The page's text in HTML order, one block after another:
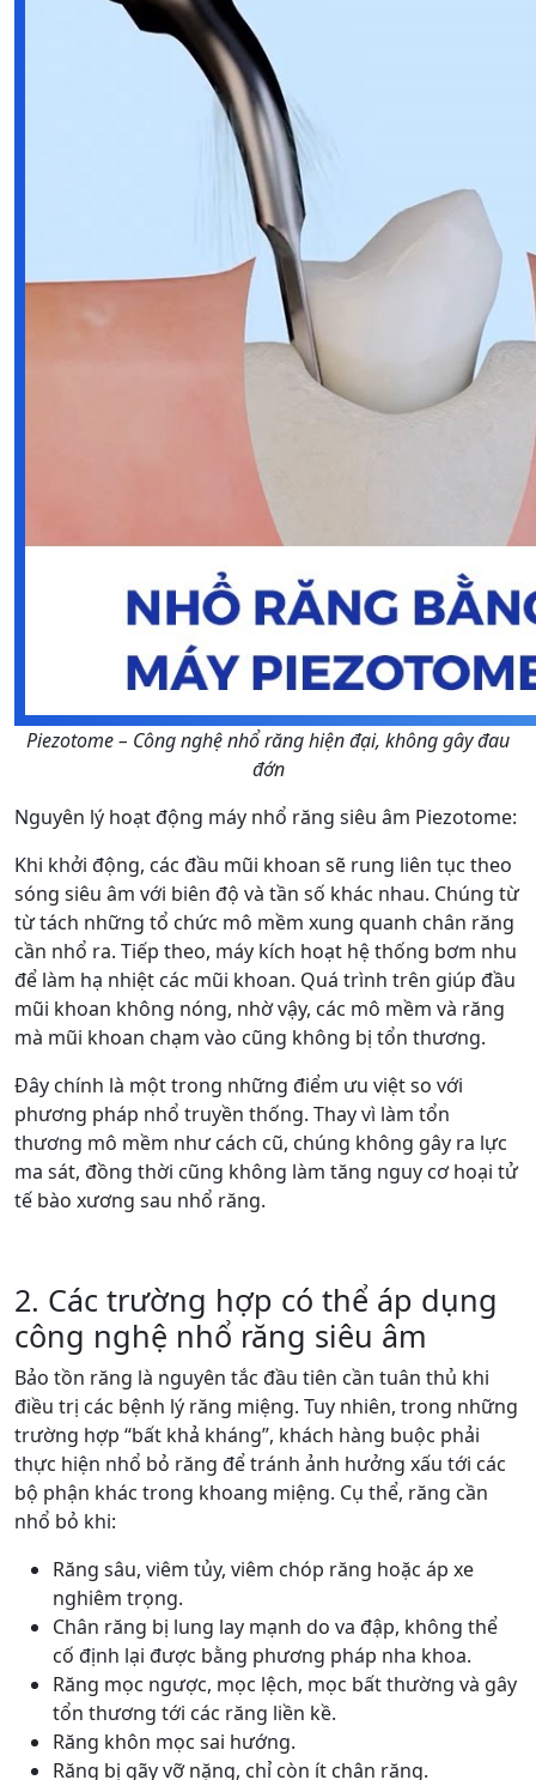
Piezotome – Công nghệ nhổ răng hiện đại, không gây đau
đớn
Nguyên lý hoạt động máy nhổ răng siêu âm Piezotome:
Khi khởi động, các đầu mũi khoan sẽ rung liên tục theo
sóng siêu âm với biên độ và tần số khác nhau. Chúng từ
từ tách những tổ chức mô mềm xung quanh chân răng
cần nhổ ra. Tiếp theo, máy kích hoạt hệ thống bơm nhu
để làm hạ nhiệt các mũi khoan. Quá trình trên giúp đầu
mũi khoan không nóng, nhờ vậy, các mô mềm và răng
mà mũi khoan chạm vào cũng không bị tổn thương.
Đây chính là một trong những điểm ưu việt so với
phương pháp nhổ truyền thống. Thay vì làm tổn
thương mô mềm như cách cũ, chúng không gây ra lực
ma sát, đồng thời cũng không làm tăng nguy cơ hoại tử
tế bào xương sau nhổ răng.
2. Các trường hợp có thể áp dụng
công nghệ nhổ răng siêu âm
Bảo tồn răng là nguyên tắc đầu tiên cần tuân thủ khi
điều trị các bệnh lý răng miệng. Tuy nhiên, trong những
trường hợp “bất khả kháng”, khách hàng buộc phải
thực hiện nhổ bỏ răng để tránh ảnh hưởng xấu tới các
bộ phận khác trong khoang miệng. Cụ thể, răng cần
nhổ bỏ khi:
Răng sâu, viêm tủy, viêm chóp răng hoặc áp xe
nghiêm trọng.
Chân răng bị lung lay mạnh do va đập, không thể
cố định lại được bằng phương pháp nha khoa.
Răng mọc ngược, mọc lệch, mọc bất thường và gây
tổn thương tới các răng liền kề.
Răng khôn mọc sai hướng.
Răng bị gãy vỡ nặng, chỉ còn ít chân răng.